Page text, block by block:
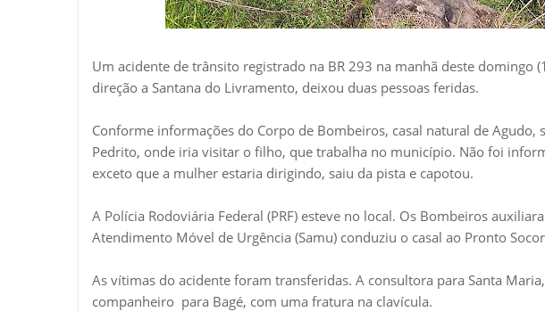
Um acidente de trânsito registrado na BR 293 na manhã deste domingo
direção a Santana do Livramento, deixou duas pessoas feridas.
Conforme informações do Corpo de Bombeiros, casal natural de Agudo,
Pedrito, onde iria visitar o filho, que trabalha no município. Não foi
exceto que a mulher estaria dirigindo, saiu da pista e capotou.
A Polícia Rodoviária Federal (PRF) esteve no local. Os Bombeiros
Atendimento Móvel de Urgência (Samu) conduziu o casal ao Pronto
As vítimas do acidente foram transferidas. A consultora para Santa
companheiro para Bagé, com uma fratura na clavícula.